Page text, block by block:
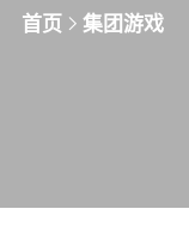
首页 集团游戏